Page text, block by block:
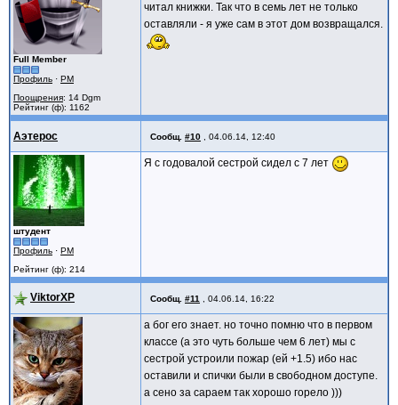
Full Member
Профиль · PM
Поощрения: 14 Dgm
Рейтинг (ф): 1162
читал книжки. Так что в семь лет не только
оставляли - я уже сам в этот дом возвращался.
Аэтерос Сообщ. #10 04.06.14, 12:40
штудент
Профиль · PM
Рейтинг (ф): 214
Я с годовалой сестрой сидел с 7 лет
ViktorXP Сообщ. #11 04.06.14, 16:22
а бог его знает. но точно помню что в первом
классе (а это чуть больше чем 6 лет) мы с
сестрой устроили пожар (ей +1.5) ибо нас
оставили и спички были в свободном доступе.
а сено за сараем так хорошо горело )))